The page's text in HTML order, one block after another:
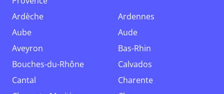
Ardèche
Ardennes
Aube
Aude
Aveyron
Bas-Rhin
Bouches-du-Rhône
Calvados
Cantal
Charente